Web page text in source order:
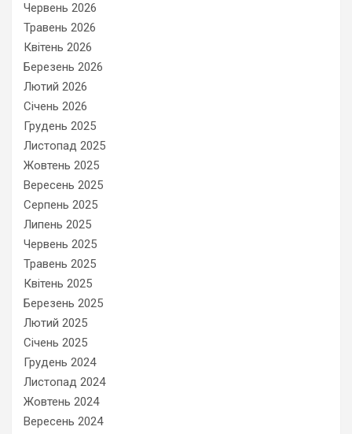
Червень 2026
Травень 2026
Квітень 2026
Березень 2026
Лютий 2026
Січень 2026
Грудень 2025
Листопад 2025
Жовтень 2025
Вересень 2025
Серпень 2025
Липень 2025
Червень 2025
Травень 2025
Квітень 2025
Березень 2025
Лютий 2025
Січень 2025
Грудень 2024
Листопад 2024
Жовтень 2024
Вересень 2024